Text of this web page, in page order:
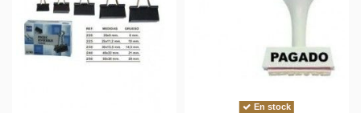
En stock